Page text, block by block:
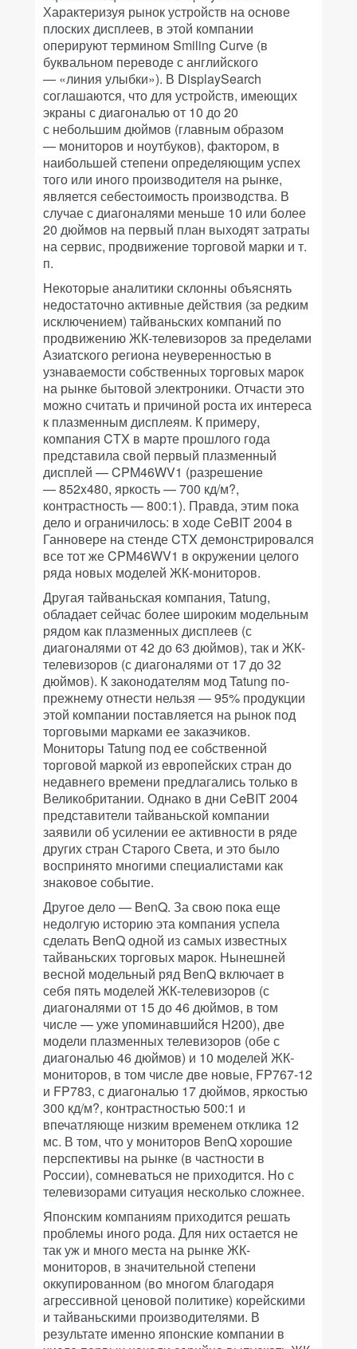
Характеризуя рынок устройств на основе
плоских дисплеев, в этой компании
оперируют термином Smiling Curve (в
буквальном переводе с английского
— «линия улыбки»). В DisplaySearch
соглашаются, что для устройств, имеющих
экраны с диагональю от 10 до 20
с небольшим дюймов (главным образом
— мониторов и ноутбуков), фактором, в
наибольшей степени определяющим успех
того или иного производителя на рынке,
является себестоимость производства. В
случае с диагоналями меньше 10 или более
20 дюймов на первый план выходят затраты
на сервис, продвижение торговой марки и т.
п.
Некоторые аналитики склонны объяснять
недостаточно активные действия (за редким
исключением) тайваньских компаний по
продвижению ЖК-телевизоров за пределами
Азиатского региона неуверенностью в
узнаваемости собственных торговых марок
на рынке бытовой электроники. Отчасти это
можно считать и причиной роста их интереса
к плазменным дисплеям. К примеру,
компания CTX в марте прошлого года
представила свой первый плазменный
дисплей — CPM46WV1 (разрешение
— 852x480, яркость — 700 кд/м?,
контрастность — 800:1). Правда, этим пока
дело и ограничилось: в ходе CeBIT 2004 в
Ганновере на стенде CTX демонстрировался
все тот же CPM46WV1 в окружении целого
ряда новых моделей ЖК-мониторов.
Другая тайваньская компания, Tatung,
обладает сейчас более широким модельным
рядом как плазменных дисплеев (с
диагоналями от 42 до 63 дюймов), так и ЖК-
телевизоров (с диагоналями от 17 до 32
дюймов). К законодателям мод Tatung по-
прежнему отнести нельзя — 95% продукции
этой компании поставляется на рынок под
торговыми марками ее заказчиков.
Мониторы Tatung под ее собственной
торговой маркой из европейских стран до
недавнего времени предлагались только в
Великобритании. Однако в дни CeBIT 2004
представители тайваньской компании
заявили об усилении ее активности в ряде
других стран Старого Света, и это было
воспринято многими специалистами как
знаковое событие.
Другое дело — BenQ. За свою пока еще
недолгую историю эта компания успела
сделать BenQ одной из самых известных
тайваньских торговых марок. Нынешней
весной модельный ряд BenQ включает в
себя пять моделей ЖК-телевизоров (с
диагоналями от 15 до 46 дюймов, в том
числе — уже упоминавшийся H200), две
модели плазменных телевизоров (обе с
диагональю 46 дюймов) и 10 моделей ЖК-
мониторов, в том числе две новые, FP767-12
и FP783, с диагональю 17 дюймов, яркостью
300 кд/м?, контрастностью 500:1 и
впечатляюще низким временем отклика 12
мс. В том, что у мониторов BenQ хорошие
перспективы на рынке (в частности в
России), сомневаться не приходится. Но с
телевизорами ситуация несколько сложнее.
Японским компаниям приходится решать
проблемы иного рода. Для них остается не
так уж и много места на рынке ЖК-
мониторов, в значительной степени
оккупированном (во многом благодаря
агрессивной ценовой политике) корейскими
и тайваньскими производителями. В
результате именно японские компании в